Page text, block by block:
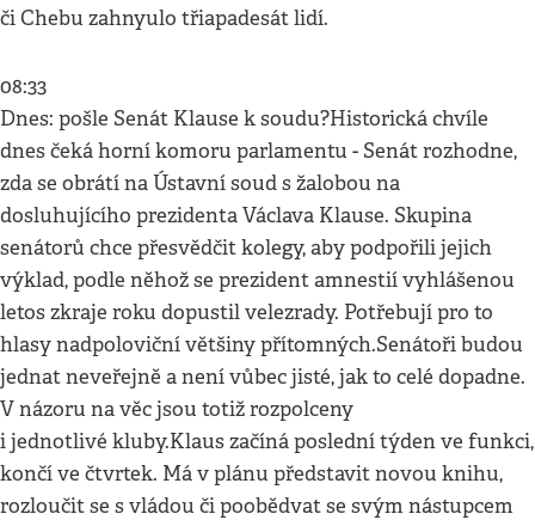
či Chebu zahnyulo třiapadesát lidí.
08:33
Dnes: pošle Senát Klause k soudu?Historická chvíle
dnes čeká horní komoru parlamentu - Senát rozhodne,
zda se obrátí na Ústavní soud s žalobou na
dosluhujícího prezidenta Václava Klause. Skupina
senátorů chce přesvědčit kolegy, aby podpořili jejich
výklad, podle něhož se prezident amnestií vyhlášenou
letos zkraje roku dopustil velezrady. Potřebují pro to
hlasy nadpoloviční většiny přítomných.Senátoři budou
jednat neveřejně a není vůbec jisté, jak to celé dopadne.
V názoru na věc jsou totiž rozpolceny
i jednotlivé kluby.Klaus začíná poslední týden ve funkci,
končí ve čtvrtek. Má v plánu představit novou knihu,
rozloučit se s vládou či poobědvat se svým nástupcem